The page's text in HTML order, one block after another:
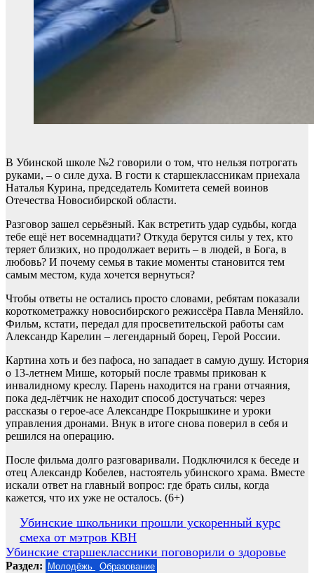
В Убинской школе №2 говорили о том, что нельзя потрогать
руками, – о силе духа. В гости к старшеклассникам приехала
Наталья Курина, председатель Комитета семей воинов
Отечества Новосибирской области.
Разговор зашел серьёзный. Как встретить удар судьбы, когда
тебе ещё нет восемнадцати? Откуда берутся силы у тех, кто
теряет близких, но продолжает верить – в людей, в Бога, в
любовь? И почему семья в такие моменты становится тем
самым местом, куда хочется вернуться?
Чтобы ответы не остались просто словами, ребятам показали
короткометражку новосибирского режиссёра Павла Меняйло.
Фильм, кстати, передал для просветительской работы сам
Александр Карелин – легендарный борец, Герой России.
Картина хоть и без пафоса, но западает в самую душу. История
о 13-летнем Мише, который после травмы прикован к
инвалидному креслу. Парень находится на грани отчаяния,
пока дед-лётчик не находит способ достучаться: через
рассказы о герое-асе Александре Покрышкине и уроки
управления дронами. Внук в итоге снова поверил в себя и
решился на операцию.
После фильма долго разговаривали. Подключился к беседе и
отец Александр Кобелев, настоятель убинского храма. Вместе
искали ответ на главный вопрос: где брать силы, когда
кажется, что их уже не осталось. (6+)
Навигация
по
записям
Убинские школьники прошли ускоренный курс
смеха от мэтров КВН
Убинские старшеклассники поговорили о здоровье
Раздел: Молодёжь Образование